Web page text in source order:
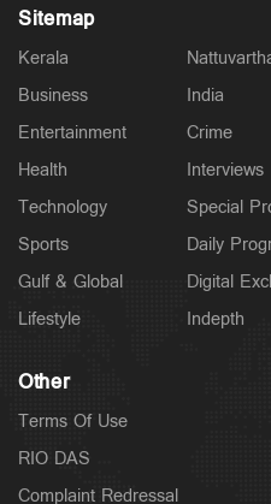
Latest
പോറ്റി വളര്‍ത്തുന്നവരേയും നിലയ്ക്ക് നിര്‍ത്തും:
ചെന്നിത്തല
Sitemap
Kerala
Business
Entertainment
Health
Technology
Sports
Gulf & Global
Lifestyle
India
Crime
Interviews
Special
Daily
Digital
Indepth
Other
Terms Of Use
RIO DAS
Complaint Redressal